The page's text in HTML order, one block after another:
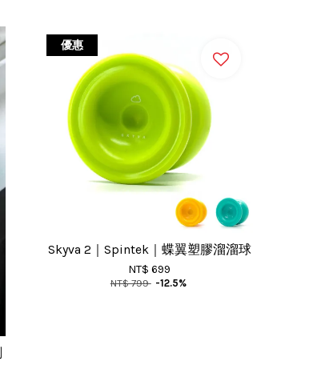
優惠
Skyva 2｜Spintek｜蝶翼塑膠溜溜球
NT$ 699
NT$ 799 -12.5%